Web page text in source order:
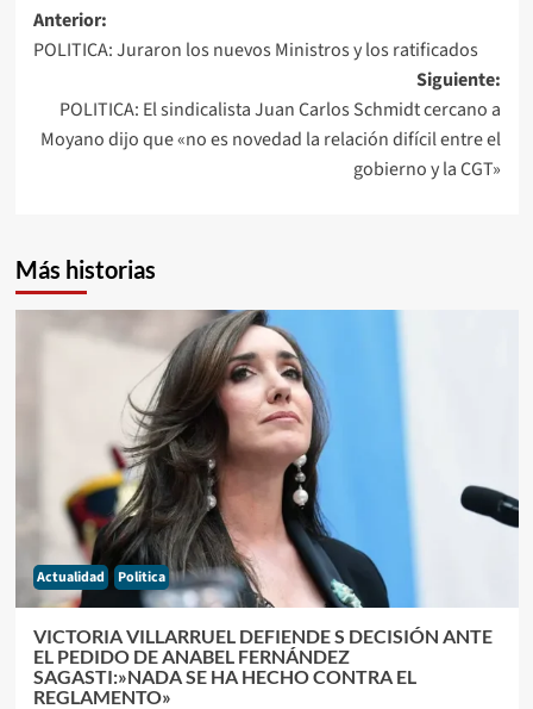
Navegación
de
entradas
Anterior:
POLITICA: Juraron los nuevos Ministros y los ratificados
Siguiente:
POLITICA: El sindicalista Juan Carlos Schmidt cercano a
Moyano dijo que «no es novedad la relación difícil entre el
gobierno y la CGT»
Más historias
Actualidad Politica
VICTORIA VILLARRUEL DEFIENDE S DECISIÓN ANTE
EL PEDIDO DE ANABEL FERNÁNDEZ
SAGASTI:»NADA SE HA HECHO CONTRA EL
REGLAMENTO»